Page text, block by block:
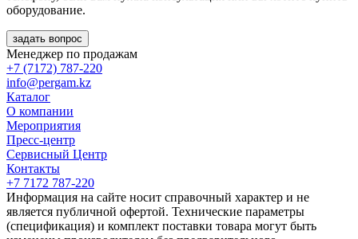
оборудование.
задать вопрос
Менеджер по продажам
+7 (7172) 787-220
info@pergam.kz
Каталог
О компании
Мероприятия
Пресс-центр
Сервисный Центр
Контакты
+7 7172 787-220
Информация на сайте носит справочный характер и не
является публичной офертой. Технические параметры
(спецификация) и комплект поставки товара могут быть